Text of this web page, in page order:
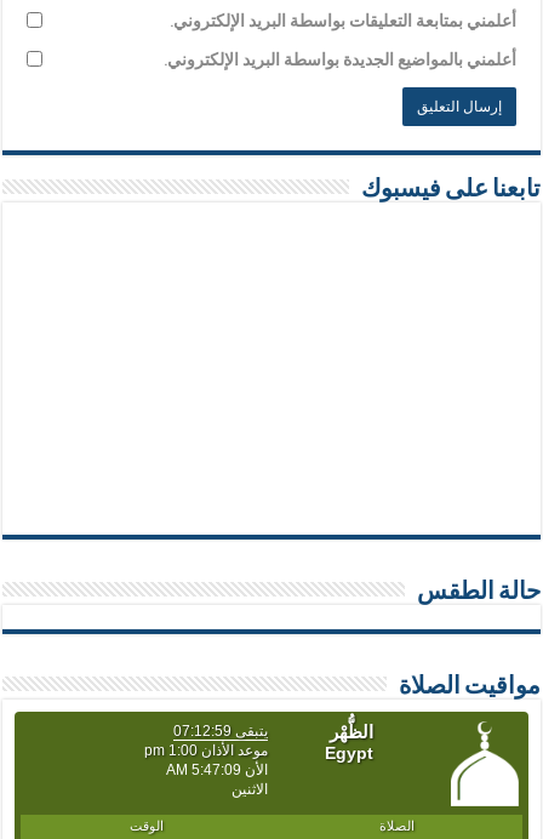
أعلمني بمتابعة التعليقات بواسطة البريد الإلكتروني.
أعلمني بالمواضيع الجديدة بواسطة البريد الإلكتروني.
تابعنا على فيسبوك
حالة الطقس
مواقيت الصلاة